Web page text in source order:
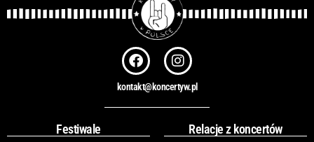
F
a
c
e
b
o
I
n
s
t
a
r
kontakt@koncertyw.pl
Festiwale
Relacje z koncertów